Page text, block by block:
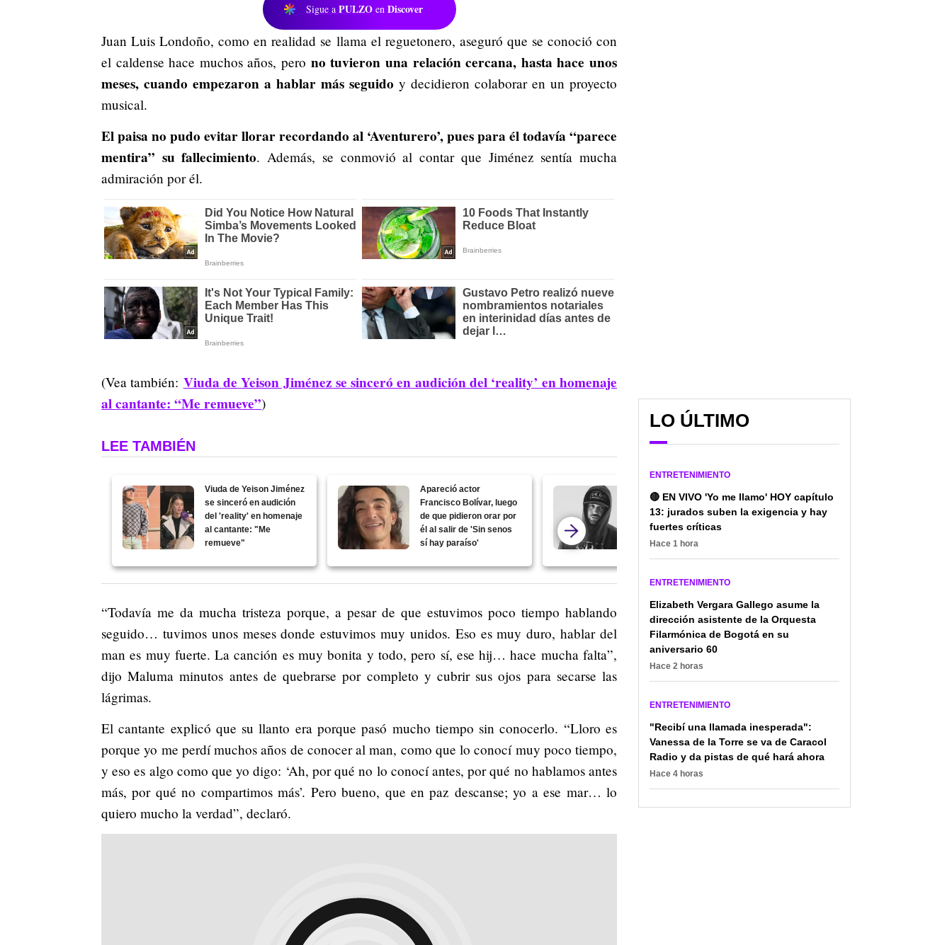
Sigue a PULZO en Discover
Juan Luis Londoño, como en realidad se llama el reguetonero, aseguró que se conoció con
el caldense hace muchos años, pero no tuvieron una relación cercana, hasta hace unos
meses, cuando empezaron a hablar más seguido y decidieron colaborar en un proyecto
musical.
El paisa no pudo evitar llorar recordando al ‘Aventurero’, pues para él todavía “parece
mentira” su fallecimiento. Además, se conmovió al contar que Jiménez sentía mucha
admiración por él.
(Vea también: Viuda de Yeison Jiménez se sinceró en audición del ‘reality’ en homenaje
al cantante: “Me remueve”)
LEE TAMBIÉN
Viuda de Yeison Jiménez
se sinceró en audición
del 'reality' en homenaje
al cantante: "Me
remueve"
Apareció actor
Francisco Bolívar, luego
de que pidieron orar por
él al salir de 'Sin senos
sí hay paraíso'
reguetonero en grave
accidente de tránsito: el
responsable huyó del
lugar
“Todavía me da mucha tristeza porque, a pesar de que estuvimos poco tiempo hablando
seguido… tuvimos unos meses donde estuvimos muy unidos. Eso es muy duro, hablar del
man es muy fuerte. La canción es muy bonita y todo, pero sí, ese hij… hace mucha falta”,
dijo Maluma minutos antes de quebrarse por completo y cubrir sus ojos para secarse las
lágrimas.
El cantante explicó que su llanto era porque pasó mucho tiempo sin conocerlo. “Lloro es
porque yo me perdí muchos años de conocer al man, como que lo conocí muy poco tiempo,
y eso es algo como que yo digo: ‘Ah, por qué no lo conocí antes, por qué no hablamos antes
más, por qué no compartimos más’. Pero bueno, que en paz descanse; yo a ese mar… lo
quiero mucho la verdad”, declaró.
LO ÚLTIMO
ENTRETENIMIENTO
🔴 EN VIVO 'Yo me llamo' HOY capítulo
13: jurados suben la exigencia y hay
fuertes críticas
Hace 1 hora
ENTRETENIMIENTO
Elizabeth Vergara Gallego asume la
dirección asistente de la Orquesta
Filarmónica de Bogotá en su
aniversario 60
Hace 2 horas
ENTRETENIMIENTO
"Recibí una llamada inesperada":
Vanessa de la Torre se va de Caracol
Radio y da pistas de qué hará ahora
Hace 4 horas